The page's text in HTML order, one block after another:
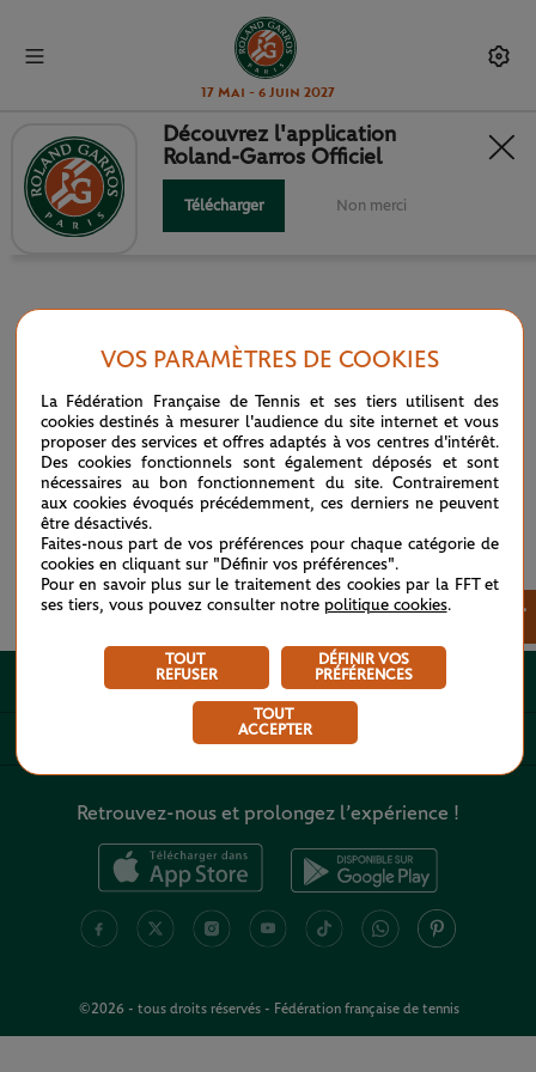
17 Mai - 6 Juin 2027
INFOSYS HEAD TO HEAD
Découvrez l'application
Roland-Garros Officiel
Télécharger Non merci
PARTENAIRES
Parrain officiel
Voir tous les partenaires
A PROPOS
Retrouvez-nous et prolongez l’expérience !
©2026 - tous droits réservés - Fédération française de tennis
VOS PARAMÈTRES DE COOKIES
La Fédération Française de Tennis et ses tiers utilisent des
cookies destinés à mesurer l'audience du site internet et vous
proposer des services et offres adaptés à vos centres d'intérêt.
Des cookies fonctionnels sont également déposés et sont
nécessaires au bon fonctionnement du site. Contrairement
aux cookies évoqués précédemment, ces derniers ne peuvent
être désactivés.
Faites-nous part de vos préférences pour chaque catégorie de
cookies en cliquant sur "Définir vos préférences".
Pour en savoir plus sur le traitement des cookies par la FFT et
ses tiers, vous pouvez consulter notre politique cookies.
TOUT
REFUSER
DÉFINIR VOS
PRÉFÉRENCES
TOUT
ACCEPTER